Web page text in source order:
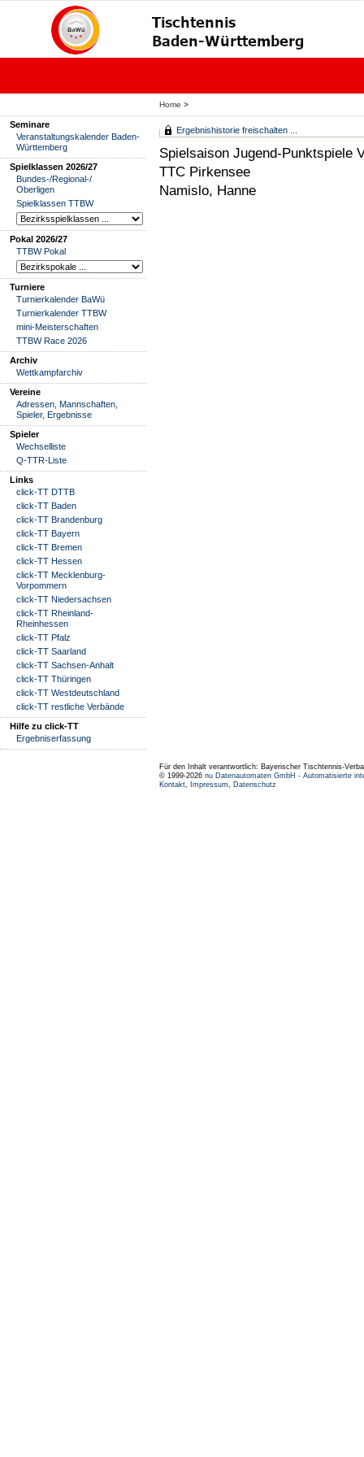
Home >
Seminare
Veranstaltungskalender Baden-
Württemberg
Spielklassen 2026/27
Bundes-/Regional-/
Oberligen
Spielklassen TTBW
Pokal 2026/27
TTBW Pokal
Turniere
Turnierkalender BaWü
Turnierkalender TTBW
mini-Meisterschaften
TTBW Race 2026
Archiv
Wettkampfarchiv
Vereine
Adressen, Mannschaften,
Spieler, Ergebnisse
Spieler
Wechselliste
Q-TTR-Liste
Links
click-TT DTTB
click-TT Baden
click-TT Brandenburg
click-TT Bayern
click-TT Bremen
click-TT Hessen
click-TT Mecklenburg-
Vorpommern
click-TT Niedersachsen
click-TT Rheinland-
Rheinhessen
click-TT Pfalz
click-TT Saarland
click-TT Sachsen-Anhalt
click-TT Thüringen
click-TT Westdeutschland
click-TT restliche Verbände
Hilfe zu click-TT
Ergebniserfassung
Ergebnishistorie freischalten ...
Spielsaison Jugend-Punktspiele
TTC Pirkensee
Namislo, Hanne
Für den Inhalt verantwortlich: Bayerischer Tischtennis-
© 1999-2026 nu Datenautomaten GmbH - Automatisierte
Kontakt, Impressum, Datenschutz